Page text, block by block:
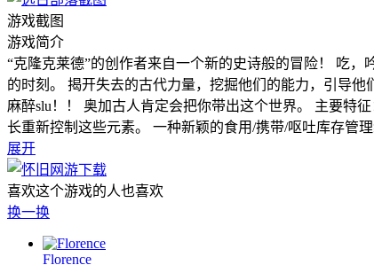
游戏截图
游戏简介
“克隆克莱德”的创作者来自一个新的史诗般的冒险！ 吃
的时刻。 揭开失去的古代力量，挖掘他们的能力，引导
麻醉slu！！ 奥加古人肯定会把你带出这个世界。 主要特
长重新控制这些元素。 一种新颖的食用/携带/呕吐库存管
展开
喜欢这个游戏的人也喜欢
换一换
Florence